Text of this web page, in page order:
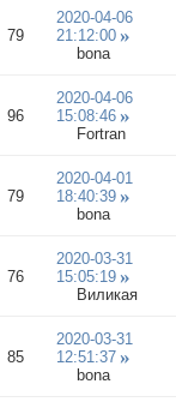
79
2020-04-06
21:12:00
bona
96
2020-04-06
15:08:46
Fortran
79
2020-04-01
18:40:39
bona
76
2020-03-31
15:05:19
Виликая
85
2020-03-31
12:51:37
bona